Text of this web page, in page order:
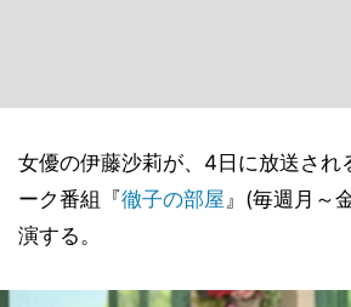
女優の伊藤沙莉が、4日に放送され
ーク番組『徹子の部屋』(毎週月～
演する。